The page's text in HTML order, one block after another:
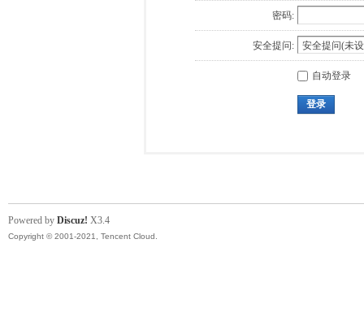
密码:
安全提问:
自动登录
登录
Powered by Discuz! X3.4
Copyright © 2001-2021, Tencent Cloud.